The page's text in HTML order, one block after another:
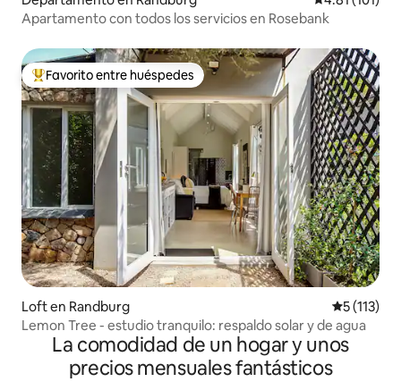
Apartamento con todos los servicios en Rosebank
De los mejores en Favorito entre huéspedes
Favorito entre huéspedes
Loft en Randburg
5 (113)
Lemon Tree - estudio tranquilo: respaldo solar y de agua
La comodidad de un hogar y unos
precios mensuales fantásticos